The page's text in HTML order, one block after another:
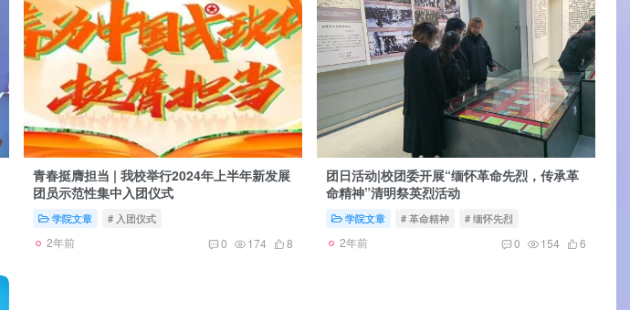
青春挺膺担当 | 我校举行2024年上半年新发展
团员示范性集中入团仪式
学院文章 # 入团仪式
2年前 0 174 8
团日活动|校团委开展“缅怀革命先烈，传承革
命精神”清明祭英烈活动
学院文章 # 革命精神 # 缅怀先烈
2年前 0 154 6